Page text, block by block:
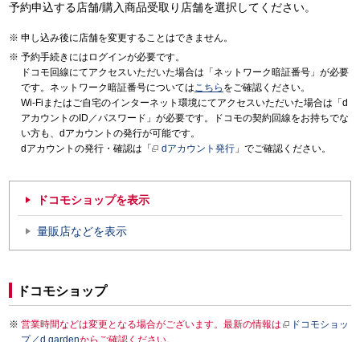
予約申込する店舗/購入商品受取り店舗を選択してください。
申し込み後に店舗を変更することはできません。
予約手続きにはログインが必要です。
ドコモ回線にてアクセスいただいた場合は「ネットワーク暗証番号」が必要
です。ネットワーク暗証番号についてはこちら をご確認ください。
Wi-Fiまたはご自宅のインターネット環境にてアクセスいただいた場合は「d
アカウントのID／パスワード」が必要です。ドコモの契約回線をお持ちでな
い方も、dアカウントの発行が可能です。
dアカウントの発行・確認は「
dアカウント発行 」でご確認ください。
ドコモショップを表示
量販店などを表示
ドコモショップ
営業時間などは変更となる場合がございます。最新の情報は
ドコモショッ
プ／d gardenからご確認ください。